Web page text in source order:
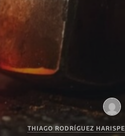
THIAGO RODRÍGUEZ HARISPE